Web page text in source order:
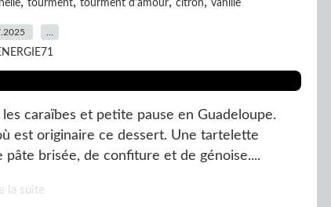
tourment tourment d'amour citron vanille
caraïbes et petite pause en Guadeloupe.
est originaire ce dessert. Une tartelette
brisée, de confiture et de génoise....
la suite